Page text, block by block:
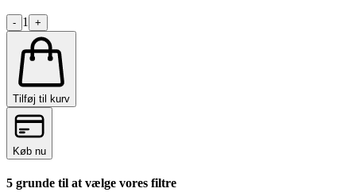
- 1 +
Tilføj til kurv
Køb nu
5 grunde til at vælge vores filtre